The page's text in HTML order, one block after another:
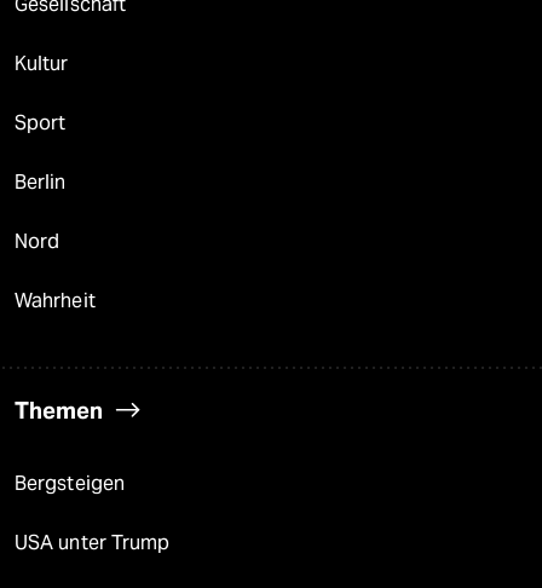
Kultur
Sport
Berlin
Nord
Wahrheit
Themen
Bergsteigen
USA unter Trump